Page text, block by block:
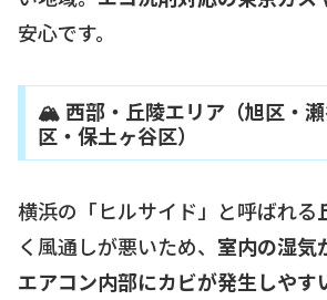
安心です。
🏔 西部・丘陵エリア（旭区・
区・保土ヶ谷区）
横浜の「ヒルサイド」と呼ばれる
く風通しが悪いため、 室内の湿気
エアコン内部にカビが発生しやす